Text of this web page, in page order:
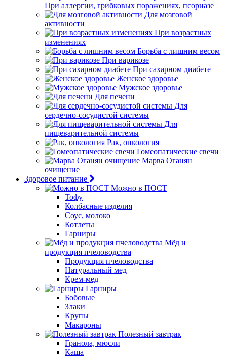
При аллергии, грибковых поражениях, псориазе
Для мозговой
активности
При возрастных
изменениях
Борьба с лишним весом
При варикозе
При сахарном диабете
Женское здоровье
Мужское здоровье
Для печени
Для
сердечно-сосудистой системы
Для
пищеварительной системы
Рак, онкология
Гомеопатические свечи
Марва Оганян
очищение
Здоровое питание
Можно в ПОСТ
Тофу
Колбасные изделия
Соус, молоко
Котлеты
Гарниры
Мёд и
продукция пчеловодства
Продукция пчеловодства
Натуральный мед
Крем-мед
Гарниры
Бобовые
Злаки
Крупы
Макароны
Полезный завтрак
Гранола, мюсли
Каша